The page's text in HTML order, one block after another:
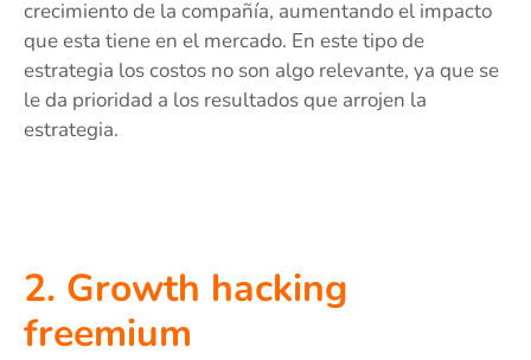
crecimiento de la compañía, aumentando el impacto
que esta tiene en el mercado. En este tipo de
estrategia los costos no son algo relevante, ya que se
le da prioridad a los resultados que arrojen la
estrategia.
2. Growth hacking
freemium